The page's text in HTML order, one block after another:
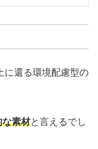
に還る環境配慮型の
な素材と言えるでし